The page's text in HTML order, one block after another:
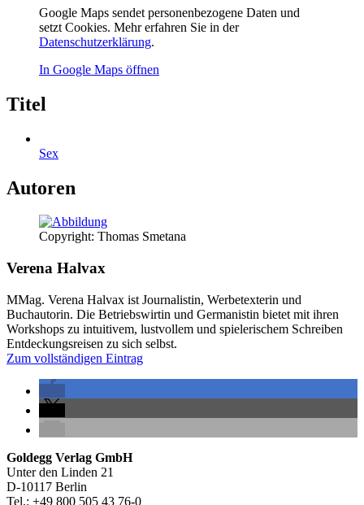
Google Maps sendet personenbezogene Daten und
setzt Cookies. Mehr erfahren Sie in der
Datenschutzerklärung.
In Google Maps öffnen
Titel
Sex
Autoren
Copyright: Thomas Smetana
Verena Halvax
MMag. Verena Halvax ist Journalistin, Werbetexterin und
Buchautorin. Die Betriebswirtin und Germanistin bietet mit ihren
Workshops zu intuitivem, lustvollem und spielerischem Schreiben
Entdeckungsreisen zu sich selbst.
Zum vollständigen Eintrag
Seitenleiste
Footer-
Section
Goldegg Verlag GmbH
Unter den Linden 21
D-10117 Berlin
Tel.: +49 800 505 43 76-0